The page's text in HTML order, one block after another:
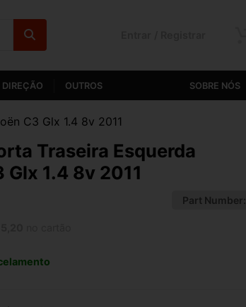
DIREÇÃO OUTROS SOBRE NÓS
C3 Glx 1.4 8v 2011
Traseira Esquerda
Glx 1.4 8v 2011
Part Number: